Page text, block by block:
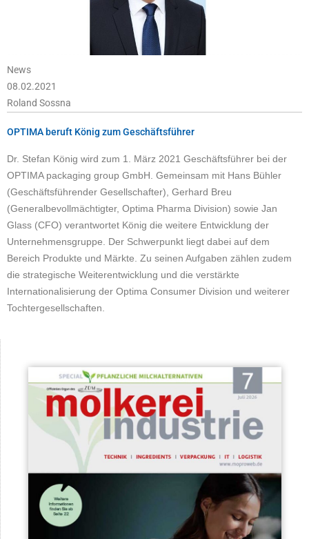
News
08.02.2021
Roland Sossna
OPTIMA beruft König zum Geschäftsführer
Dr. Stefan König wird zum 1. März 2021 Geschäftsführer bei der
OPTIMA packaging group GmbH. Gemeinsam mit Hans Bühler
(Geschäftsführender Gesellschafter), Gerhard Breu
(Generalbevollmächtigter, Optima Pharma Division) sowie Jan
Glass (CFO) verantwortet König die weitere Entwicklung der
Unternehmensgruppe. Der Schwerpunkt liegt dabei auf dem
Bereich Produkte und Märkte. Zu seinen Aufgaben zählen zudem
die strategische Weiterentwicklung und die verstärkte
Internationalisierung der Optima Consumer Division und weiterer
Tochtergesellschaften.